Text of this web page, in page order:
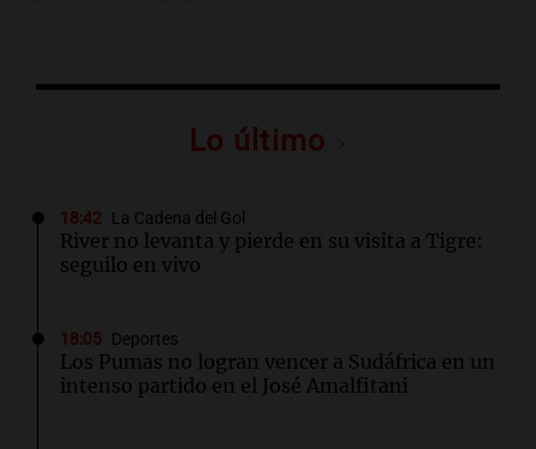
Lo último
18:42 La Cadena del Gol
River no levanta y pierde en su visita a Tigre:
seguilo en vivo
18:05 Deportes
Los Pumas no logran vencer a Sudáfrica en un
intenso partido en el José Amalfitani